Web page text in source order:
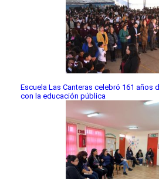
Escuela Las Canteras celebró 161 años
con la educación pública